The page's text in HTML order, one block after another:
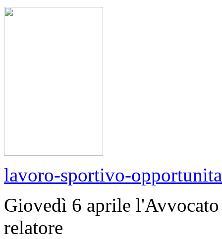
lavoro-sportivo-
Giovedì 6 aprile
relatore